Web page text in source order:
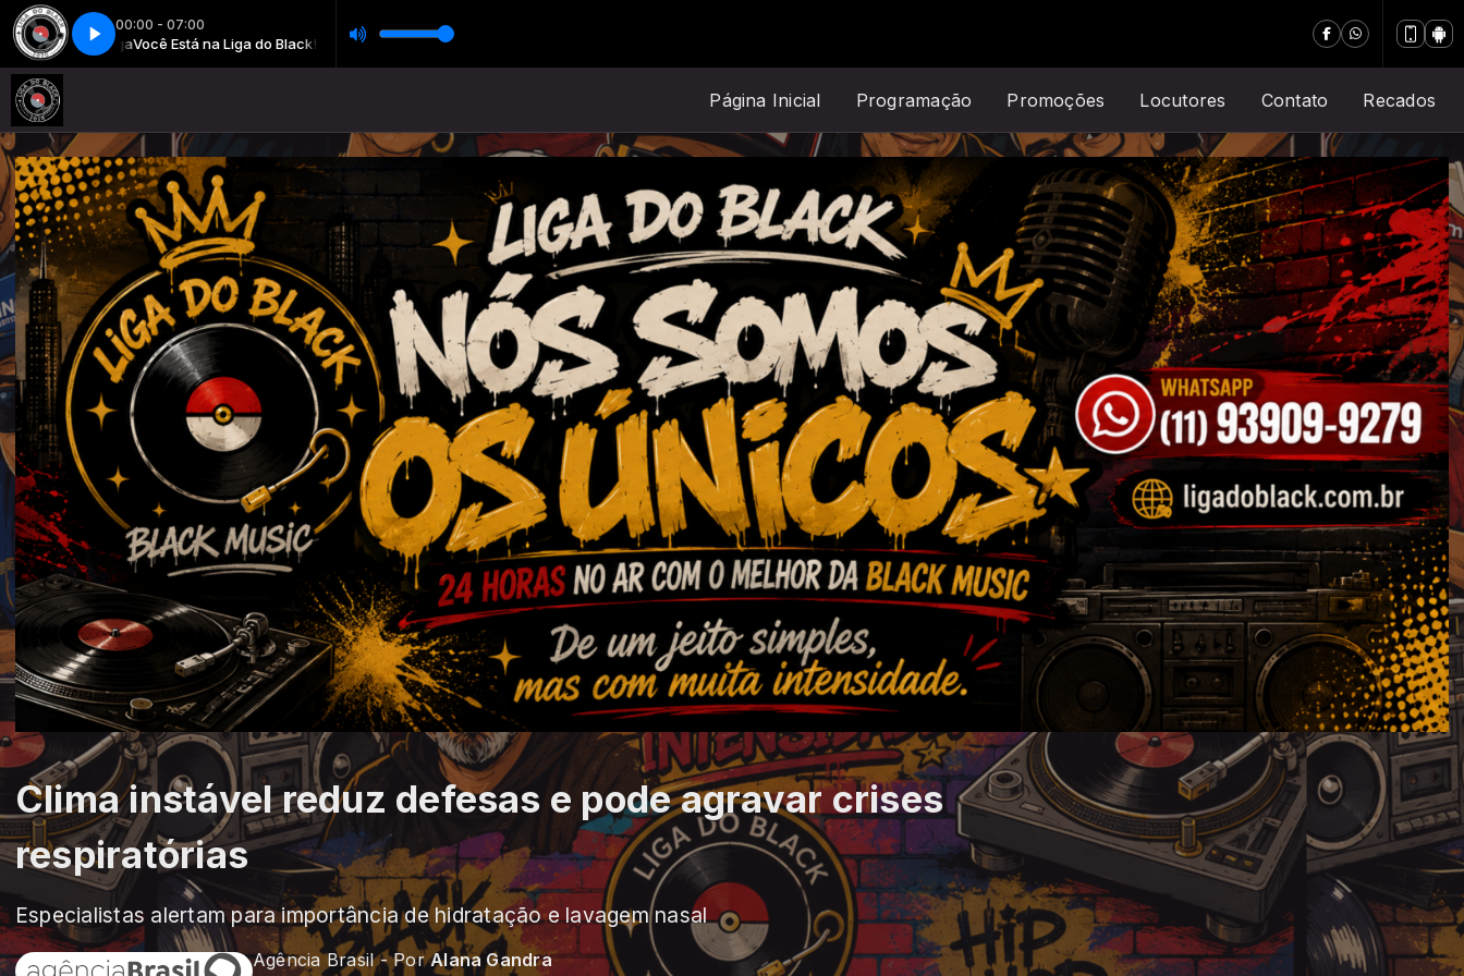
00:00 - 07:00
Você Está na Liga do Black! com DJ da LigaVocê Está na Liga do Black! com DJ da Liga
Página Inicial Programação Promoções Locutores Contato Recados
Clima instável reduz defesas e pode agravar crises
respiratórias
Especialistas alertam para importância de hidratação e lavagem nasal
Agência Brasil - PorAlana Gandra